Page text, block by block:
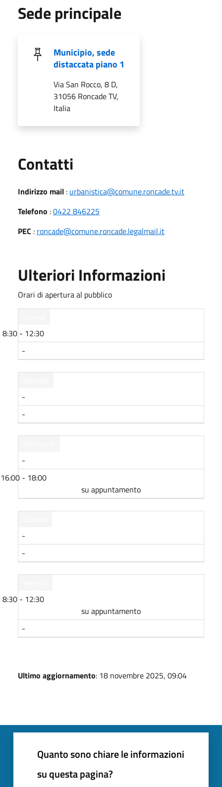
Sede principale
Municipio, sede
distaccata piano 1
Via San Rocco, 8 D,
31056 Roncade TV,
Italia
Contatti
Indirizzo mail : urbanistica@comune.roncade.tv.it
Telefono :0422 846225
PEC : roncade@comune.roncade.legalmail.it
Ulteriori Informazioni
Orari di apertura al pubblico
8:30 - 12:30
-
-
-
-
16:00 - 18:00
su appuntamento
-
-
8:30 - 12:30
su appuntamento
-
Ultimo aggiornamento: 18 novembre 2025, 09:04
Quanto sono chiare le informazioni
su questa pagina?